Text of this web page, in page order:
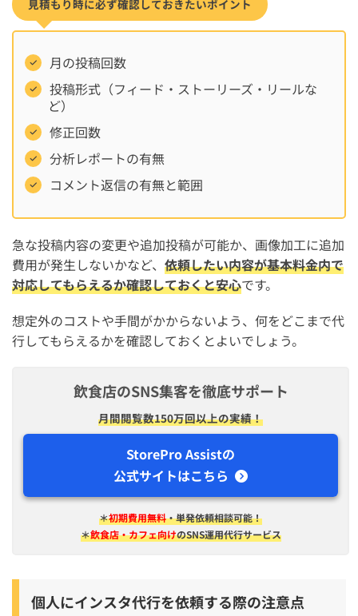
見積もり時に必ず確認しておきたいポイント
月の投稿回数
投稿形式（フィード・ストーリーズ・リールな
ど）
修正回数
分析レポートの有無
コメント返信の有無と範囲
急な投稿内容の変更や追加投稿が可能か、画像加工に追加
費用が発生しないかなど、 依頼したい内容が基本料金内で
対応してもらえるか確認しておくと安心です。
想定外のコストや手間がかからないよう、何をどこまで代
行してもらえるかを確認しておくとよいでしょう。
飲食店のSNS集客を徹底サポート
月間閲覧数150万回以上の実績！
StorePro Assistの
公式サイトはこちら
＊初期費用無料・単発依頼相談可能！
＊飲食店・カフェ向けのSNS運用代行サービス
個人にインスタ代行を依頼する際の注意点